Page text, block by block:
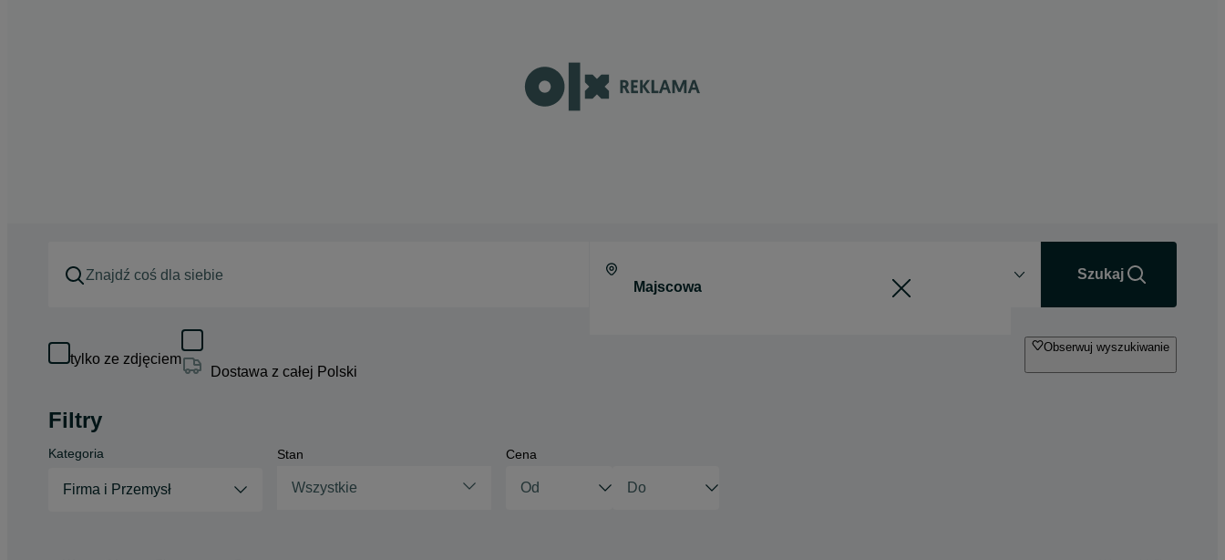
Szukaj
tylko ze zdjęciem
Dostawa z całej Polski
Obserwuj wyszukiwanie
Filtry
Kategoria
Firma i Przemysł
Stan
Wszystkie
Cena